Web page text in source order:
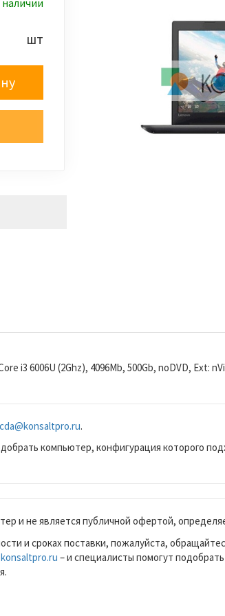
наличии
шт
i3 6006U (2Ghz), 4096Mb, 500Gb, noDVD, Ext:
cda@konsaltpro.ru.
компьютер, конфигурация которого
и не является публичной офертой,
и сроках поставки, пожалуйста,
– и специалисты помогут